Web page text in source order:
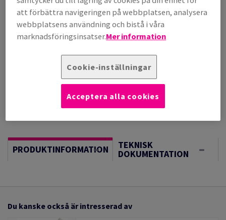
(119 kg )
UNDER PÅFYLLNAD. BERÄKNAD LEVERANS 20/08/2026
Vägledning om enheter
PRODUKTINFORMATION TEKNISK
DOKUMENTATION
Du kanske också är intresserad av
att förbättra navigeringen på webbplatsen, analysera
webbplatsens användning och bistå i våra
marknadsföringsinsatser.Mer information
Cookie-inställningar
Acceptera alla cookies